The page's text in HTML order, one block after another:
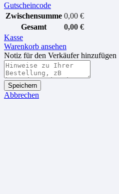
Gutscheincode
Zwischensumme 0,00 €
Gesamt
0,00 €
Kasse
Warenkorb ansehen
Notiz für den Verkäufer hinzufügen
Speichern
Abbrechen